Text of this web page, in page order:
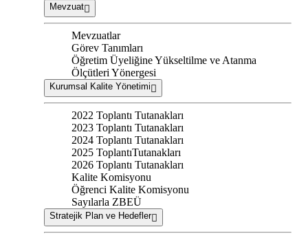
Mevzuat
Mevzuatlar
Görev Tanımları
Öğretim Üyeliğine Yükseltilme ve Atanma
Ölçütleri Yönergesi
Kurumsal Kalite Yönetimi
2022 Toplantı Tutanakları
2023 Toplantı Tutanakları
2024 Toplantı Tutanakları
2025 ToplantıTutanakları
2026 Toplantı Tutanakları
Kalite Komisyonu
Öğrenci Kalite Komisyonu
Sayılarla ZBEÜ
Stratejik Plan ve Hedefler